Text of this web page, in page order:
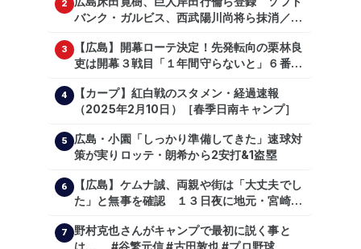
2
バンク・ガルビス、西武陽川尚将ら抹消／２
3
【広島】開幕ローテ決定！先発転向の栗林良
吏は開幕３戦目「１年間守らないと」６番手
4
【カープ】紅白戦のスタメン・経過速報
（2025年2月10日）［春季日南キャンプ］
5
広島・小園「しっかり準備してきた」速球対
策が実りロッテ・朗希から2安打&1盗塁
6
【広島】ケムナ誠、両親や街は「大丈夫でし
た」と無事を確認 １３日夜に地元・宮崎県
7
野村克也さんがキャンプで最初に説く事と